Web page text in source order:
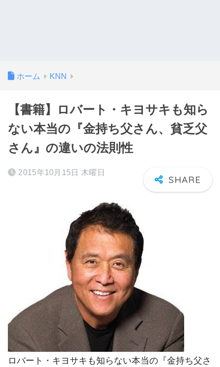
ホーム KNN
【書籍】ロバート・キヨサキも知ら
ない本当の『金持ち父さん、貧乏父
さん』の違いの法則性
2015年10月15日 木曜日
ロバート・キヨサキも知らない本当の『金持ち父さ